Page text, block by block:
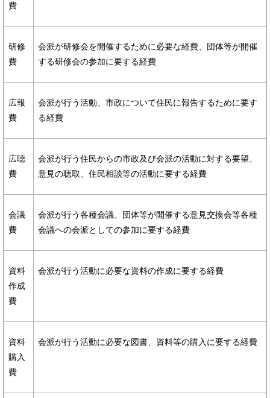
費
研修
費
会派が研修会を開催するために必要な経費、団体等が開催
する研修会の参加に要する経費
広報
費
会派が行う活動、市政について住民に報告するために要す
る経費
広聴
費
会派が行う住民からの市政及び会派の活動に対する要望、
意見の聴取、住民相談等の活動に要する経費
会議
費
会派が行う各種会議、団体等が開催する意見交換会等各種
会議への会派としての参加に要する経費
資料
作成
費
会派が行う活動に必要な資料の作成に要する経費
資料
購入
費
会派が行う活動に必要な図書、資料等の購入に要する経費